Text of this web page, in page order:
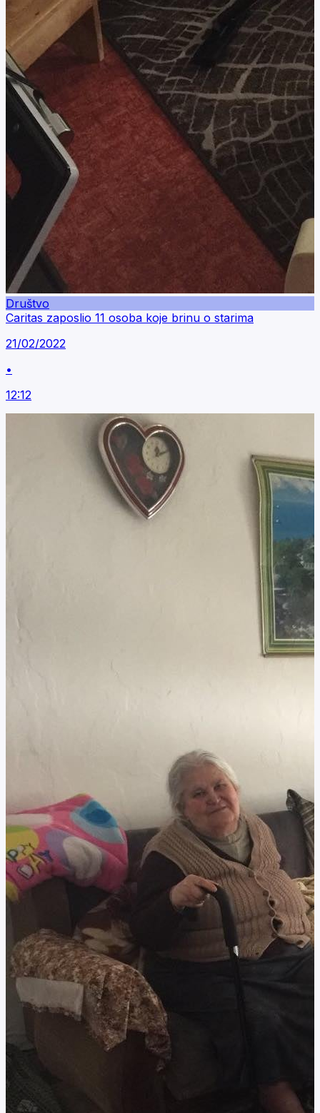
Društvo
Caritas zaposlio 11 osoba koje brinu o starima
21/02/2022
•
12:12